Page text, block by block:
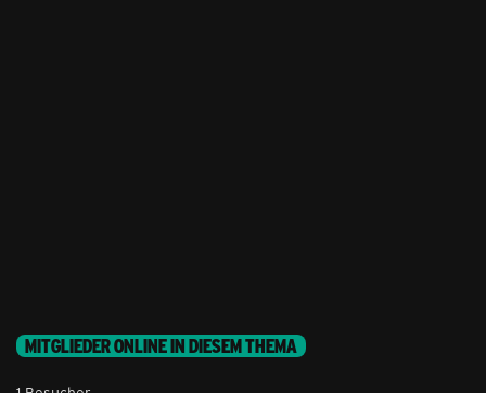
MITGLIEDER ONLINE IN DIESEM THEMA